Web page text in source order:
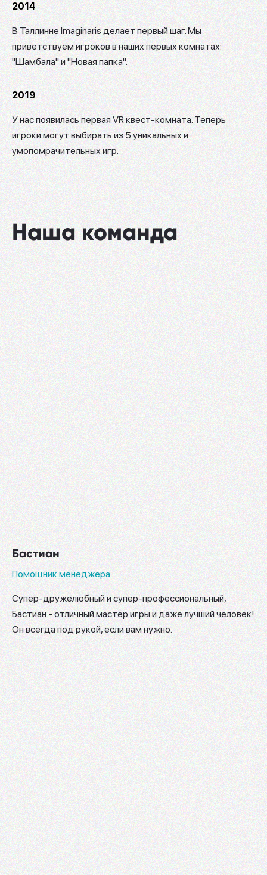
2014
В Таллинне Imaginaris делает первый шаг. Мы
приветствуем игроков в наших первых комнатах:
"Шамбала" и "Новая папка".
2019
У нас появилась первая VR квест-комната. Теперь
игроки могут выбирать из 5 уникальных и
умопомрачительных игр.
Наша команда
Бастиан
Помощник менеджера
Супер-дружелюбный и супер-профессиональный,
Бастиан - отличный мастер игры и даже лучший человек!
Он всегда под рукой, если вам нужно.